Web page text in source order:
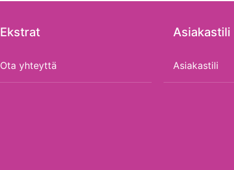
Ekstrat
Ota yhteyttä
Asiakastili
Asiakastili